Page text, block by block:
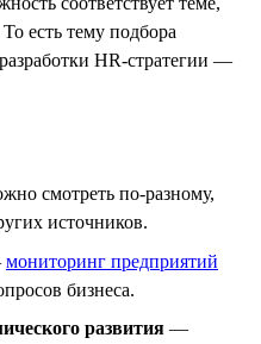
есть тему подбора
HR-стратегии —
смотреть по-разному,
источников.
мониторинг предприятий
бизнеса.
развития —